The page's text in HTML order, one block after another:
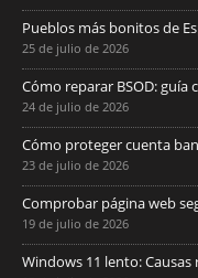
Pueblos más bonitos de
25 de julio de 2026
Cómo reparar BSOD: guía
24 de julio de 2026
Cómo proteger cuenta
23 de julio de 2026
Comprobar página web
19 de julio de 2026
Windows 11 lento: Causas